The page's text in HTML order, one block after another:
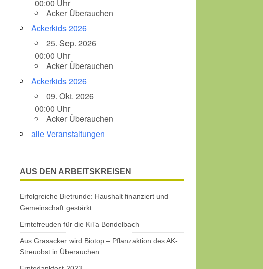
00:00 Uhr
Acker Überauchen
Ackerkids 2026
25. Sep. 2026
00:00 Uhr
Acker Überauchen
Ackerkids 2026
09. Okt. 2026
00:00 Uhr
Acker Überauchen
alle Veranstaltungen
AUS DEN ARBEITSKREISEN
Erfolgreiche Bietrunde: Haushalt finanziert und
Gemeinschaft gestärkt
Erntefreuden für die KiTa Bondelbach
Aus Grasacker wird Biotop – Pflanzaktion des AK-
Streuobst in Überauchen